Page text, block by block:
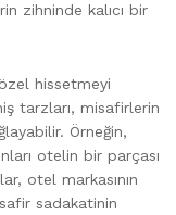
zihninde kalıcı bir
hissetmeyi
tarzları, misafirlerin
Örneğin,
otelin bir parçası
otel markasının
sadakatinin